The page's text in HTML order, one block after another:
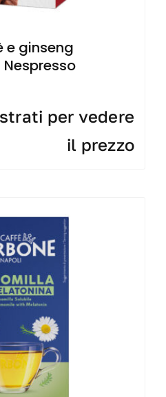
e ginseng
per vedere
il prezzo